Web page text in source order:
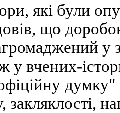
якi були
що
у
у вчених-
думку"
закляклостi,